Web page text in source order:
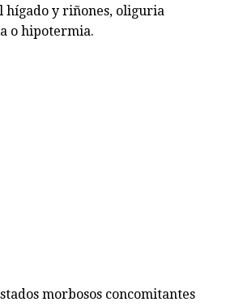
hígado y riñones, oliguria
o hipotermia.
morbosos concomitantes